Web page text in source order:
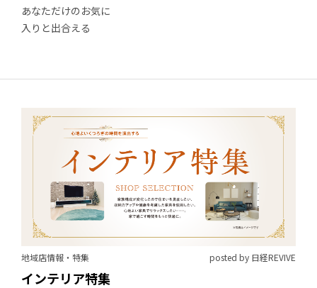
あなただけのお気に
入りと出合える
地域店情報・特集 posted by 日経REVIVE
インテリア特集